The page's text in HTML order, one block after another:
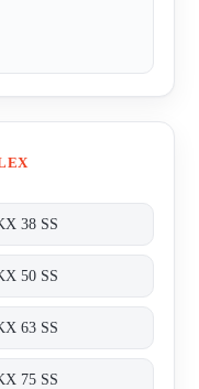
38 SS
50 SS
63 SS
75 SS